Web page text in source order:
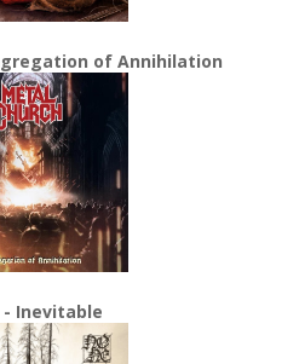
of Annihilation
- Inevitable